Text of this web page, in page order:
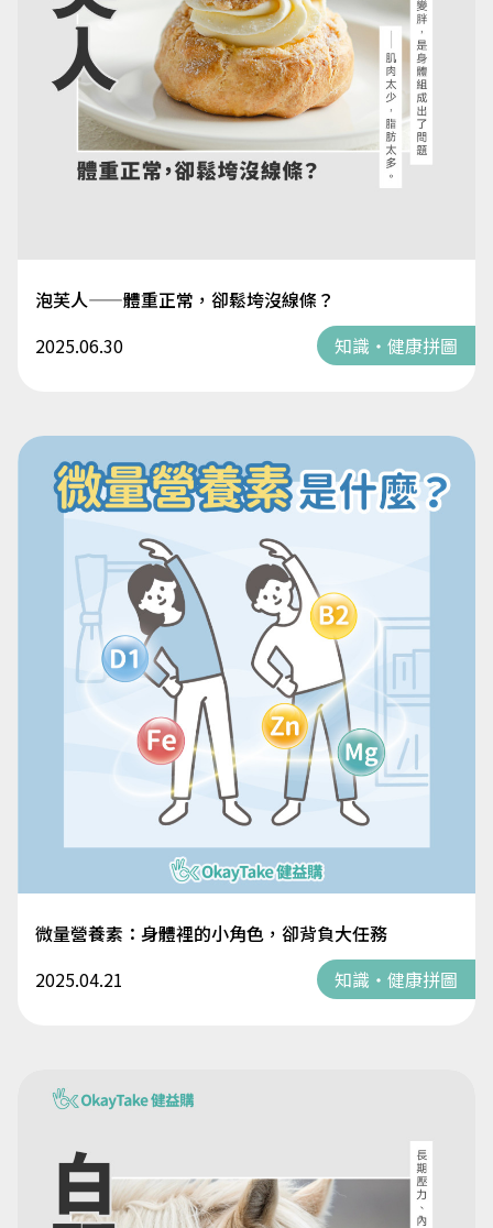
泡芙人——體重正常，卻鬆垮沒線條？
2025.06.30
知識・健康拼圖
微量營養素：身體裡的小角色，卻背負大任務
2025.04.21
知識・健康拼圖